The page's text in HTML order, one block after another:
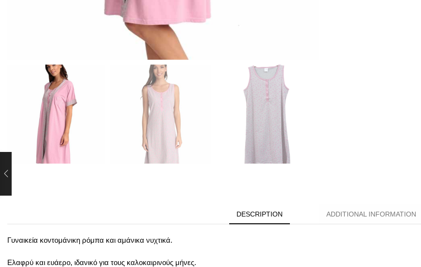
DESCRIPTION ADDITIONAL INFORMATION
Γυναικεία κοντομάνικη ρόμπα και αμάνικα νυχτικά.
Ελαφρύ και ευάερο, ιδανικό για τους καλοκαιρινούς μήνες.